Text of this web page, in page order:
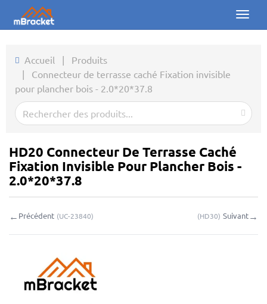
Toggle
Produits
À propos
Téléchargements
Mes demandes
Accueil | Produits
| Connecteur de terrasse caché Fixation invisible
pour plancher bois - 2.0*20*37.8
HD20 Connecteur De Terrasse Caché
Fixation Invisible Pour Plancher Bois -
2.0*20*37.8
← Précédent (UC-23840) (HD30) Suivant→